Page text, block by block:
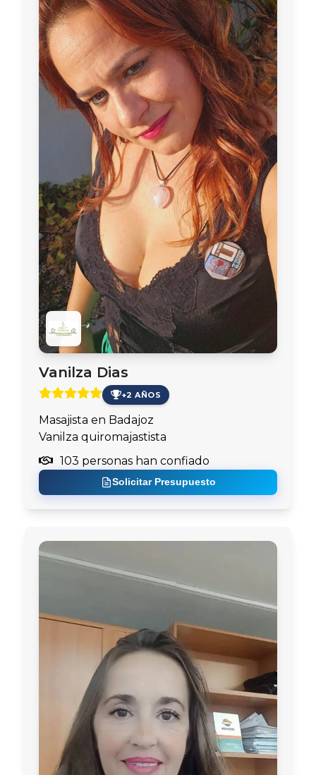
Vanilza Dias
+2 AÑOS
Masajista en Badajoz
Vanilza quiromajastista
103 personas han confiado
Solicitar Presupuesto